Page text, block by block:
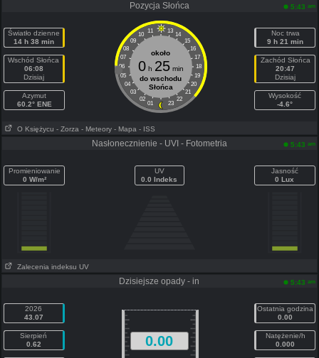
Pozycja Słońca 5:43 am
Światło dzienne
14 h 38 min
Wschód Słońca
06:08
Dzisiaj
Azymut
60.2° ENE
11 13
10
14
09
15
08
16
07
17
06
18
05
19
04
20
03
21
02
22
01 23
około
0h 25min
do wschodu
Słońca
Noc trwa
9 h 21 min
Zachód Słońca
20:47
Dzisiaj
Wysokość
-4.6°
O Księżycu - Zorza - Meteory - Mapa - ISS
Nasłonecznienie - UVI - Fotometria 5:43 am
Promieniowanie
0 W/m²
UV
0.0 Indeks
Jasność
0 Lux
Zalecenia indeksu UV
Dzisiejsze opady - in 5:43 am
2026
43.07
Sierpień
0.62
0.00
Ostatnia godzina
0.00
Natężenie/h
0.000